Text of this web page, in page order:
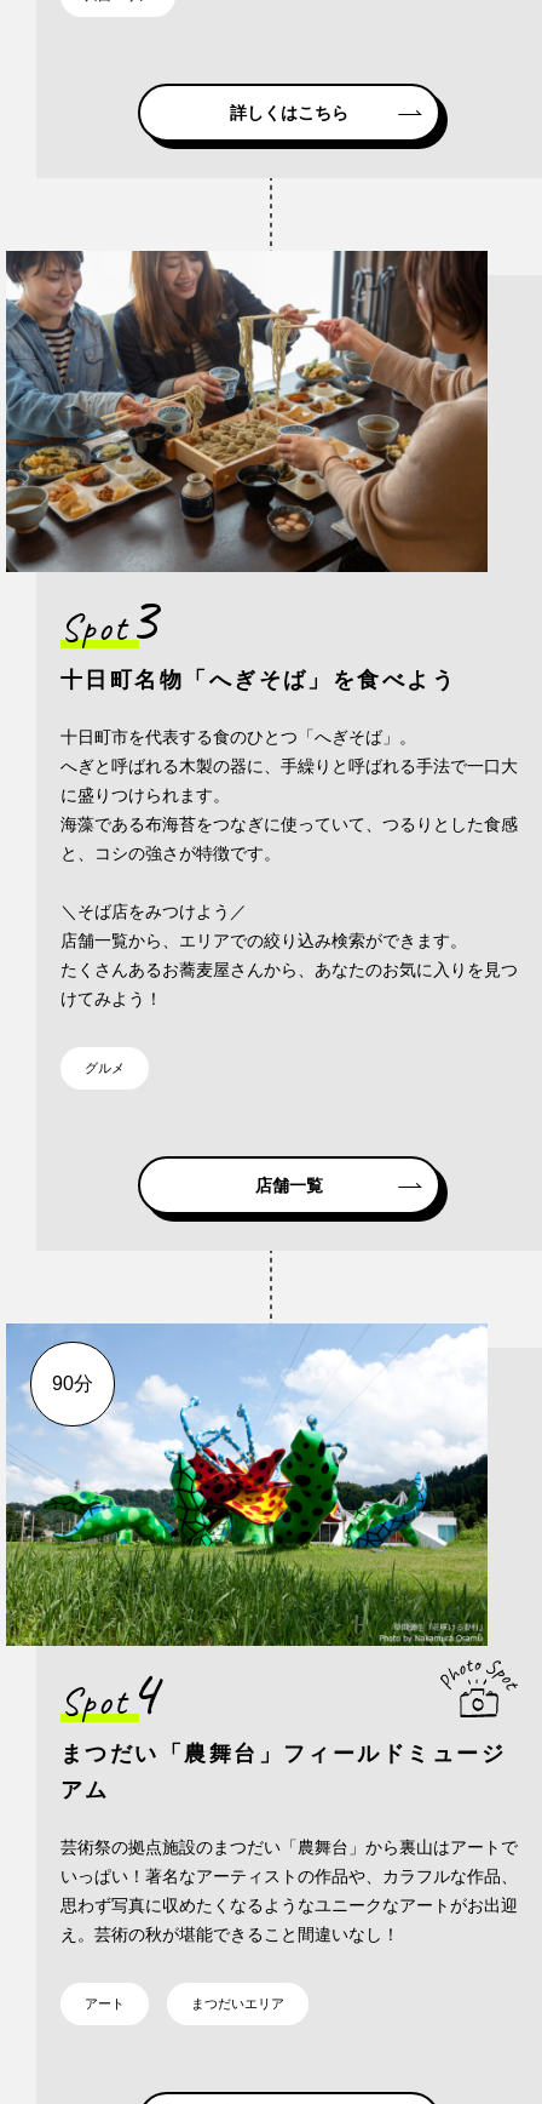
詳しくはこちら
Spot3
十日町名物「へぎそば」を食べよう
十日町市を代表する食のひとつ「へぎそば」。
へぎと呼ばれる木製の器に、手繰りと呼ばれる手法で一口大
に盛りつけられます。
海藻である布海苔をつなぎに使っていて、つるりとした食感
と、コシの強さが特徴です。
＼そば店をみつけよう／
店舗一覧から、エリアでの絞り込み検索ができます。
たくさんあるお蕎麦屋さんから、あなたのお気に入りを見つ
けてみよう！
グルメ
店舗一覧
90分
Spot4
まつだい「農舞台」フィールドミュージ
アム
芸術祭の拠点施設のまつだい「農舞台」から裏山はアートで
いっぱい！著名なアーティストの作品や、カラフルな作品、
思わず写真に収めたくなるようなユニークなアートがお出迎
え。芸術の秋が堪能できること間違いなし！
アート まつだいエリア